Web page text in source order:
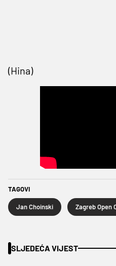
(Hina)
TAGOVI
Jan Choinski
SLJEDEĆA VIJEST